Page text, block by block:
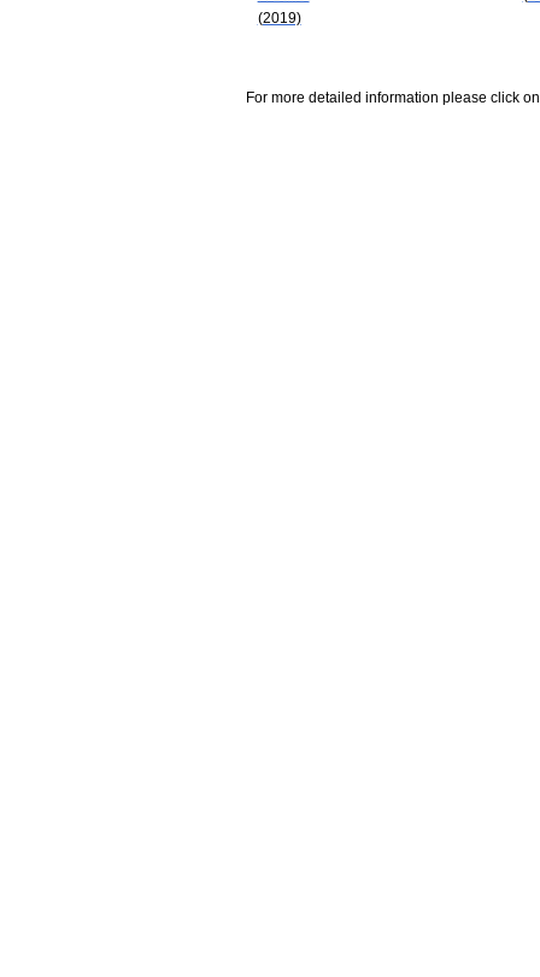
(2019)
For more detailed information please click